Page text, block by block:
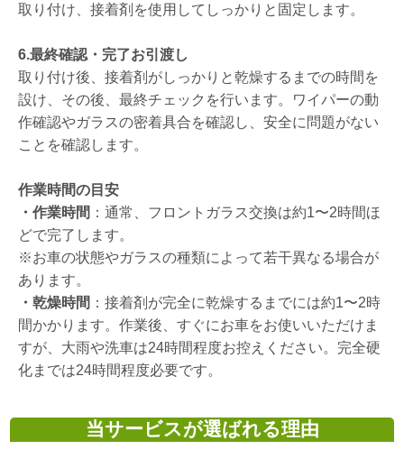
取り付け、接着剤を使用してしっかりと固定します。
6.最終確認・完了お引渡し
取り付け後、接着剤がしっかりと乾燥するまでの時間を
設け、その後、最終チェックを行います。ワイパーの動
作確認やガラスの密着具合を確認し、安全に問題がない
ことを確認します。
作業時間の目安
・作業時間 ：通常、フロントガラス交換は約1〜2時間ほ
どで完了します。
※お車の状態やガラスの種類によって若干異なる場合が
あります。
・乾燥時間 ：接着剤が完全に乾燥するまでには約1〜2時
間かかります。作業後、すぐにお車をお使いいただけま
すが、大雨や洗車は24時間程度お控えください。完全硬
化までは24時間程度必要です。
当サービスが選ばれる理由